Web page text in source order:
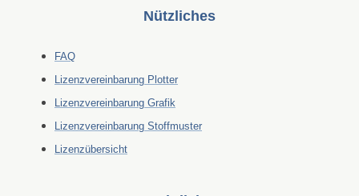
Nützliches
FAQ
Lizenzvereinbarung Plotter
Lizenzvereinbarung Grafik
Lizenzvereinbarung Stoffmuster
Lizenzübersicht